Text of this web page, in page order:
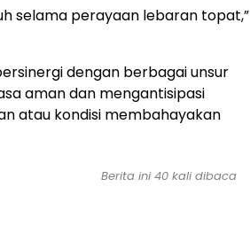
selama perayaan lebaran topat,”
dengan berbagai unsur
aman dan mengantisipasi
atau kondisi membahayakan
Berita ini 40 kali dibaca